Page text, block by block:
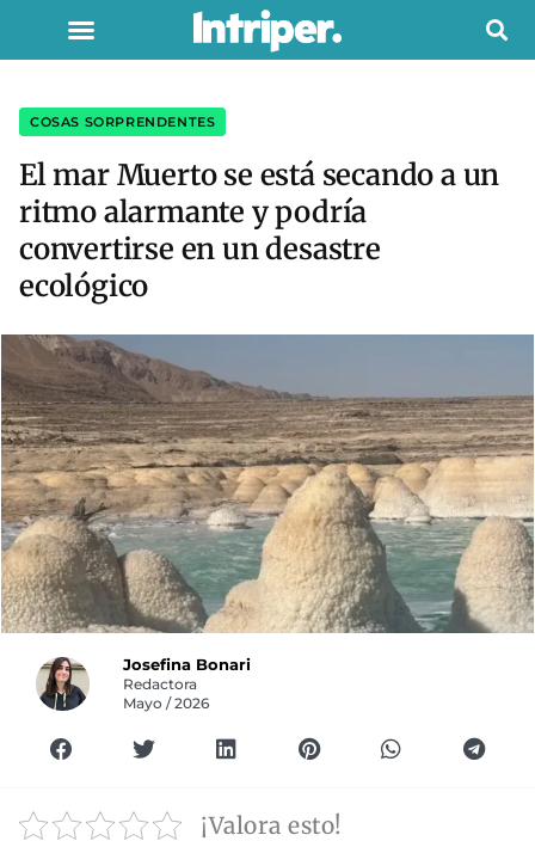
COSAS SORPRENDENTES
El mar Muerto se está secando a un
ritmo alarmante y podría
convertirse en un desastre
ecológico
Josefina Bonari
Redactora
Mayo / 2026
¡Valora esto!